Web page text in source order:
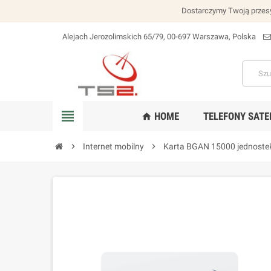
Dostarczymy Twoją
lokalizacja_na
Alejach Jerozolimskich 65/79, 00-697 Warszawa, Polska
view_headline home HOME TELEFONY
chevron_right Internet mobilny chevron_right Karta BGAN 15000